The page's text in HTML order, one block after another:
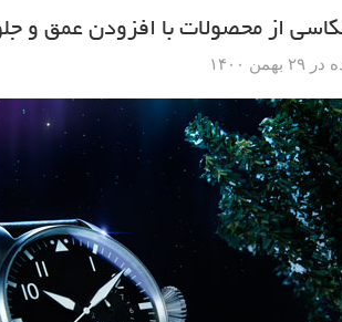
از محصولات با افزودن عمق و
۱۴۰۰